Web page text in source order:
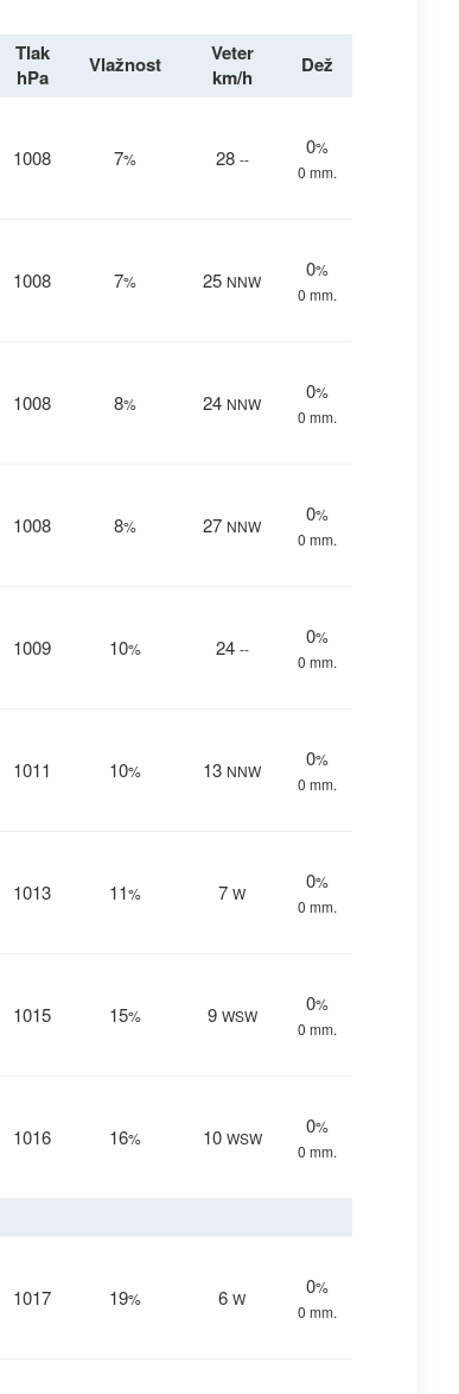
Tlak
hPa
Vlažnost
Veter
km/h
Dež
1008 7% 28 --
0%
0 mm.
1008 7% 25 NNW
0%
0 mm.
1008 8% 24 NNW
0%
0 mm.
1008 8% 27 NNW
0%
0 mm.
1009 10% 24 --
0%
0 mm.
1011 10% 13 NNW
0%
0 mm.
1013 11% 7 W
0%
0 mm.
1015 15% 9 WSW
0%
0 mm.
1016 16% 10 WSW
0%
0 mm.
1017 19% 6 W
0%
0 mm.